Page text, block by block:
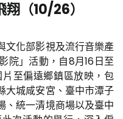
（10/26）
文化部影視及流行音樂產
院」活動，自8月16日至
至偏遠鄉鎮區放映，包
大城咸安宮、臺中市潭子
、統一清境商場以及臺中